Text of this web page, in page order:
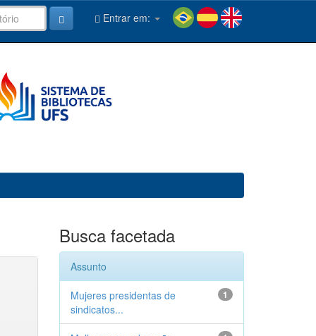
Entrar em:
Busca facetada
Assunto
1
Mujeres presidentas de
sindicatos...